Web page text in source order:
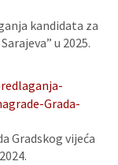
kandidata za
u 2025.
Grada-
Gradskog vijeća